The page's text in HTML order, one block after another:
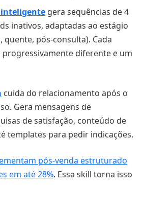
gera sequências de 4
inativos, adaptadas ao estágio
pós-consulta). Cada
diferente e um
cuida do relacionamento após o
Gera mensagens de
de satisfação, conteúdo de
templates para pedir indicações.
pós-venda estruturado
em até 28%. Essa skill torna isso